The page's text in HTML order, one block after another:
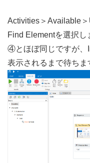
Activities＞Available
Find Elementを選択し
④とほぼ同じですが、
表示されるまで待ちま